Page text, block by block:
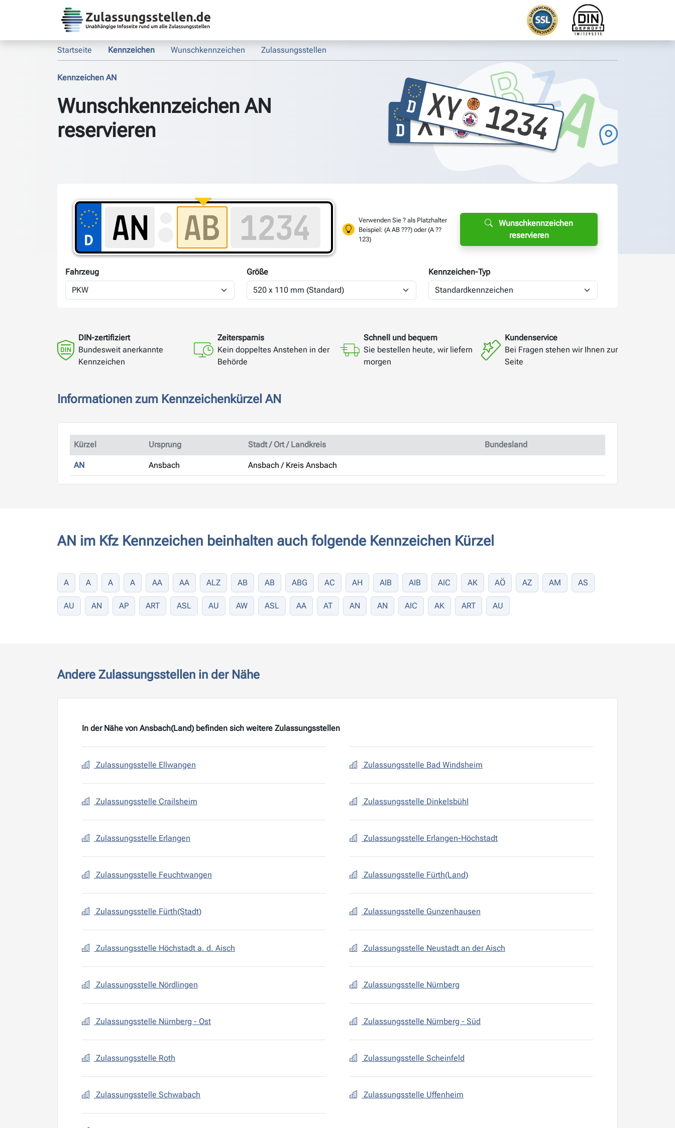
Startseite Kennzeichen Wunschkennzeichen Zulassungsstellen
Kennzeichen AN
Wunschkennzeichen AN
reservieren
Verwenden Sie ? als Platzhalter
Beispiel: (A AB ???) oder (A ??
123)
Wunschkennzeichen
reservieren
Fahrzeug Größe Kennzeichen-Typ
DIN-zertifiziert
Bundesweit anerkannte
Kennzeichen
Zeitersparnis
Kein doppeltes Anstehen in der
Behörde
Schnell und bequem
Sie bestellen heute, wir liefern
morgen
Kundenservice
Bei Fragen stehen wir Ihnen zur
Seite
Informationen zum Kennzeichenkürzel AN
Kürzel Ursprung Stadt / Ort / Landkreis Bundesland
AN Ansbach Ansbach / Kreis Ansbach
AN im Kfz Kennzeichen beinhalten auch folgende Kennzeichen Kürzel
A A A A AA AA ALZ AB AB ABG AC AH AIB AIB AIC AK AÖ AZ AM AS
AU AN AP ART ASL AU AW ASL AA AT AN AN AIC AK ART AU
Andere Zulassungsstellen in der Nähe
In der Nähe von Ansbach(Land) befinden sich weitere Zulassungsstellen
Zulassungsstelle Ellwangen Zulassungsstelle Bad Windsheim
Zulassungsstelle Crailsheim Zulassungsstelle Dinkelsbühl
Zulassungsstelle Erlangen Zulassungsstelle Erlangen-Höchstadt
Zulassungsstelle Feuchtwangen Zulassungsstelle Fürth(Land)
Zulassungsstelle Fürth(Stadt) Zulassungsstelle Gunzenhausen
Zulassungsstelle Höchstadt a. d. Aisch Zulassungsstelle Neustadt an der Aisch
Zulassungsstelle Nördlingen Zulassungsstelle Nürnberg
Zulassungsstelle Nürnberg - Ost Zulassungsstelle Nürnberg - Süd
Zulassungsstelle Roth Zulassungsstelle Scheinfeld
Zulassungsstelle Schwabach Zulassungsstelle Uffenheim